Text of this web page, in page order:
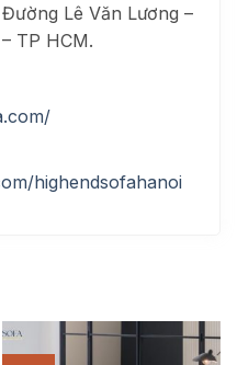
Lê Văn Lương –
TP HCM.
highendsofahanoi